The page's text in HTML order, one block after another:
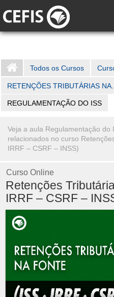
Todos os Cursos
RETENÇÕES TRIBUTÁRIAS NA...
REGULAMENTAÇÃO DO ISS
Veja a aula Regulamentação do
relacionados no curso
IRRF – CSRF – INSS)
Curso Online
Retenções
IRRF – CSRF –